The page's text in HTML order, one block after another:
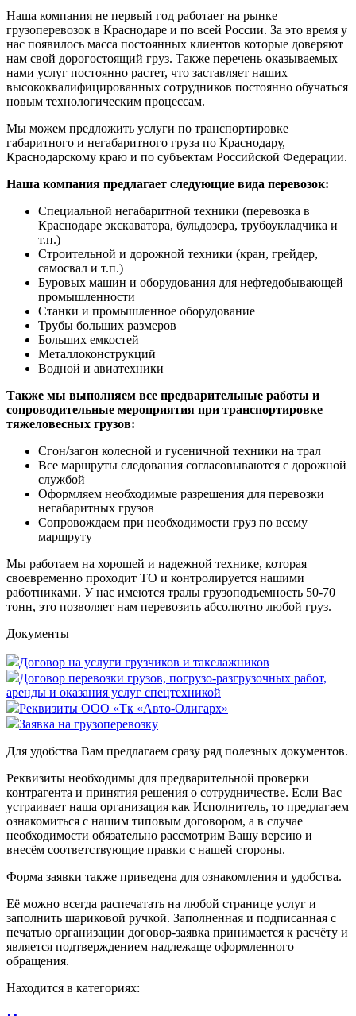
Наша компания не первый год работает на рынке
грузоперевозок в Краснодаре и по всей России. За это время у
нас появилось масса постоянных клиентов которые доверяют
нам свой дорогостоящий груз. Также перечень оказываемых
нами услуг постоянно растет, что заставляет наших
высококвалифицированных сотрудников постоянно обучаться
новым технологическим процессам.
Мы можем предложить услуги по транспортировке
габаритного и негабаритного груза по Краснодару,
Краснодарскому краю и по субъектам Российской Федерации.
Наша компания предлагает следующие вида перевозок:
Специальной негабаритной техники (перевозка в
Краснодаре экскаватора, бульдозера, трубоукладчика и
т.п.)
Строительной и дорожной техники (кран, грейдер,
самосвал и т.п.)
Буровых машин и оборудования для нефтедобывающей
промышленности
Станки и промышленное оборудование
Трубы больших размеров
Больших емкостей
Металлоконструкций
Водной и авиатехники
Также мы выполняем все предварительные работы и
сопроводительные мероприятия при транспортировке
тяжеловесных грузов:
Сгон/загон колесной и гусеничной техники на трал
Все маршруты следования согласовываются с дорожной
службой
Оформляем необходимые разрешения для перевозки
негабаритных грузов
Сопровождаем при необходимости груз по всему
маршруту
Мы работаем на хорошей и надежной технике, которая
своевременно проходит ТО и контролируется нашими
работниками. У нас имеются тралы грузоподъемность 50-70
тонн, это позволяет нам перевозить абсолютно любой груз.
Документы
Договор на услуги грузчиков и такелажников
Договор перевозки грузов, погрузо-разгрузочных работ,
аренды и оказания услуг спецтехникой
Реквизиты ООО «Тк «Авто-Олигарх»
Заявка на грузоперевозку
Для удобства Вам предлагаем сразу ряд полезных документов.
Реквизиты необходимы для предварительной проверки
контрагента и принятия решения о сотрудничестве. Если Вас
устраивает наша организация как Исполнитель, то предлагаем
ознакомиться с нашим типовым договором, а в случае
необходимости обязательно рассмотрим Вашу версию и
внесём соответствующие правки с нашей стороны.
Форма заявки также приведена для ознакомления и удобства.
Её можно всегда распечатать на любой странице услуг и
заполнить шариковой ручкой. Заполненная и подписанная с
печатью организации договор-заявка принимается к расчёту и
является подтверждением надлежаще оформленного
обращения.
Находится в категориях: